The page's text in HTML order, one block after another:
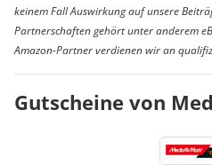
keinem Fall Auswirkung auf unsere
Partnerschaften gehört unter anderem
Amazon-Partner verdienen wir an
Gutscheine von